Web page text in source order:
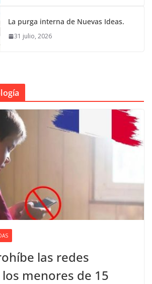
La purga interna de Nuevas Ideas.
31 julio, 2026
las redes
menores de 15